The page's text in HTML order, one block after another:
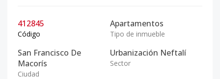
412845
Código
Apartamentos
Tipo de inmueble
San Francisco De
Macorís
Ciudad
Urbanización Neftalí
Sector